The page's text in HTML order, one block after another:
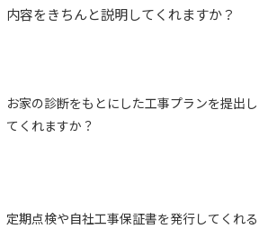
内容をきちんと説明してくれますか？
お家の診断をもとにした工事プランを提出し
てくれますか？
定期点検や自社工事保証書を発行してくれる